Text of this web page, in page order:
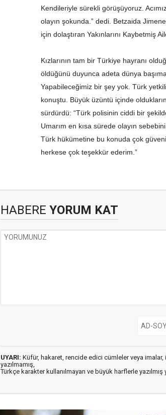
Kendileriyle sürekli görüşüyoruz.
olayın şokunda.” dedi. Betzaida
için dolaştıran Yakınlarını Kaybetmiş
Kızlarının tam bir Türkiye hayranı
öldüğünü duyunca adeta dünya
Yapabileceğimiz bir şey yok. Türk
konuştu. Büyük üzüntü içinde
sürdürdü: “Türk polisinin ciddi bir
Umarım en kısa sürede olayın
Türk hükümetine bu konuda çok
herkese çok teşekkür ederim.”
HABERE YORUM KAT
UYARI: Küfür, hakaret, rencide edici cümleler veya imalar,
yazılmamış,
Türkçe karakter kullanılmayan ve büyük harflerle